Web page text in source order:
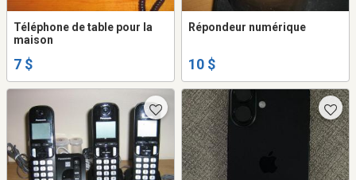
Téléphone de table pour la
maison
7 $
Répondeur numérique
10 $